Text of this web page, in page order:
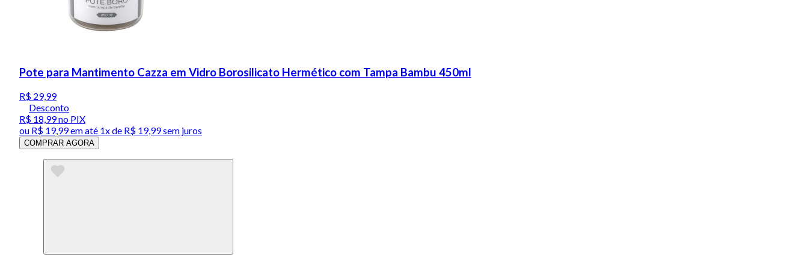
Pote para Mantimento Cazza em Vidro Borosilicato Hermético com Tampa Bambu 450ml
R$ 29,99
Desconto
R$ 18,99no PIX
ou R$ 19,99em até 1x de R$ 19,99sem juros
COMPRAR AGORA